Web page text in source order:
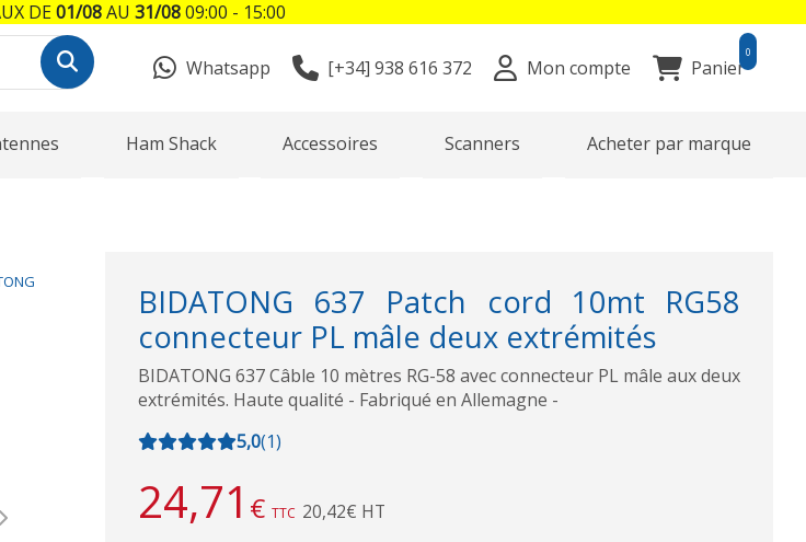
Whatsapp [+34] 938 616 372 Mon compte Panier
0
Ham Shack Accessoires Scanners Acheter par marque
Next
BIDATONG 637 Patch cord 10mt RG58
connecteur PL mâle deux extrémités
BIDATONG 637 Câble 10 mètres RG-58 avec connecteur PL mâle aux deux
extrémités. Haute qualité - Fabriqué en Allemagne -
5,0(1)
24,71 € TTC 20,42€ HT
DE01/08AU 31/0809:00 - 15:00